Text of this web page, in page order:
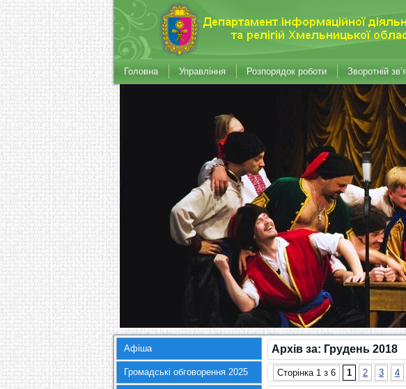
Головна Управління Розпорядок роботи Зворотній
Афіша
Громадські обговорення 2025
Архів за: Грудень 2018
Сторінка 1 з 6 1 2 3 4